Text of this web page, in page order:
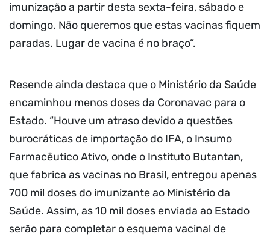
imunização a partir desta sexta-feira, sábado e
domingo. Não queremos que estas vacinas fiquem
paradas. Lugar de vacina é no braço”.
Resende ainda destaca que o Ministério da Saúde
encaminhou menos doses da Coronavac para o
Estado. “Houve um atraso devido a questões
burocráticas de importação do IFA, o Insumo
Farmacêutico Ativo, onde o Instituto Butantan,
que fabrica as vacinas no Brasil, entregou apenas
700 mil doses do imunizante ao Ministério da
Saúde. Assim, as 10 mil doses enviada ao Estado
serão para completar o esquema vacinal de